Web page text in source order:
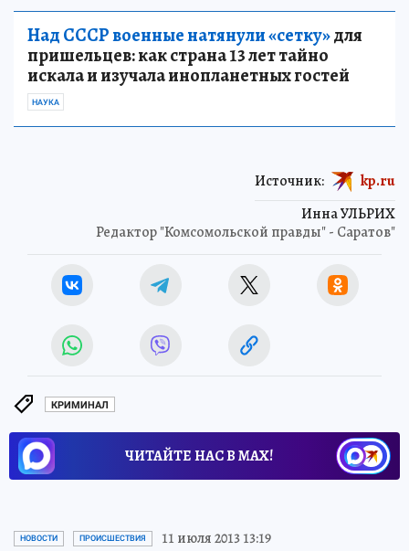
Над СССР военные натянули «сетку»для
пришельцев: как страна 13 лет тайно
искала и изучала инопланетных гостей
НАУКА
Инна УЛЬРИХ
Редактор "Комсомольской правды" - Саратов"
Источник: kp.ru
КРИМИНАЛ
ЧИТАЙТЕ НАС В МАХ!
НОВОСТИ ПРОИСШЕСТВИЯ 11 июля 2013 13:19